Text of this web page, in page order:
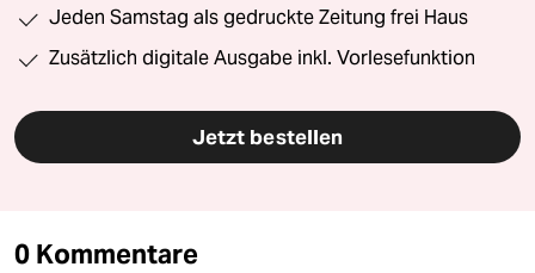
Jeden Samstag als gedruckte Zeitung frei Haus
Zusätzlich digitale Ausgabe inkl. Vorlesefunktion
Jetzt bestellen
0 Kommentare